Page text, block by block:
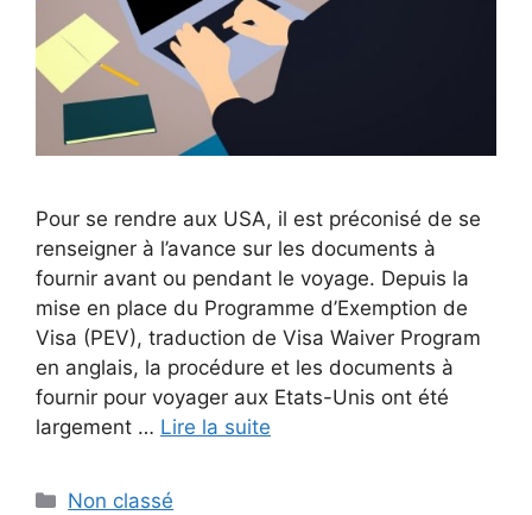
Pour se rendre aux USA, il est préconisé de se
renseigner à l’avance sur les documents à
fournir avant ou pendant le voyage. Depuis la
mise en place du Programme d’Exemption de
Visa (PEV), traduction de Visa Waiver Program
en anglais, la procédure et les documents à
fournir pour voyager aux Etats-Unis ont été
largement … Lire la suite
Catégories
Non classé